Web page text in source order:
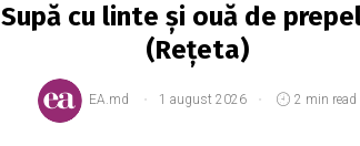
Supă cu linte și ouă de
(Rețeta)
EA.md 1 august 2026 2 min read